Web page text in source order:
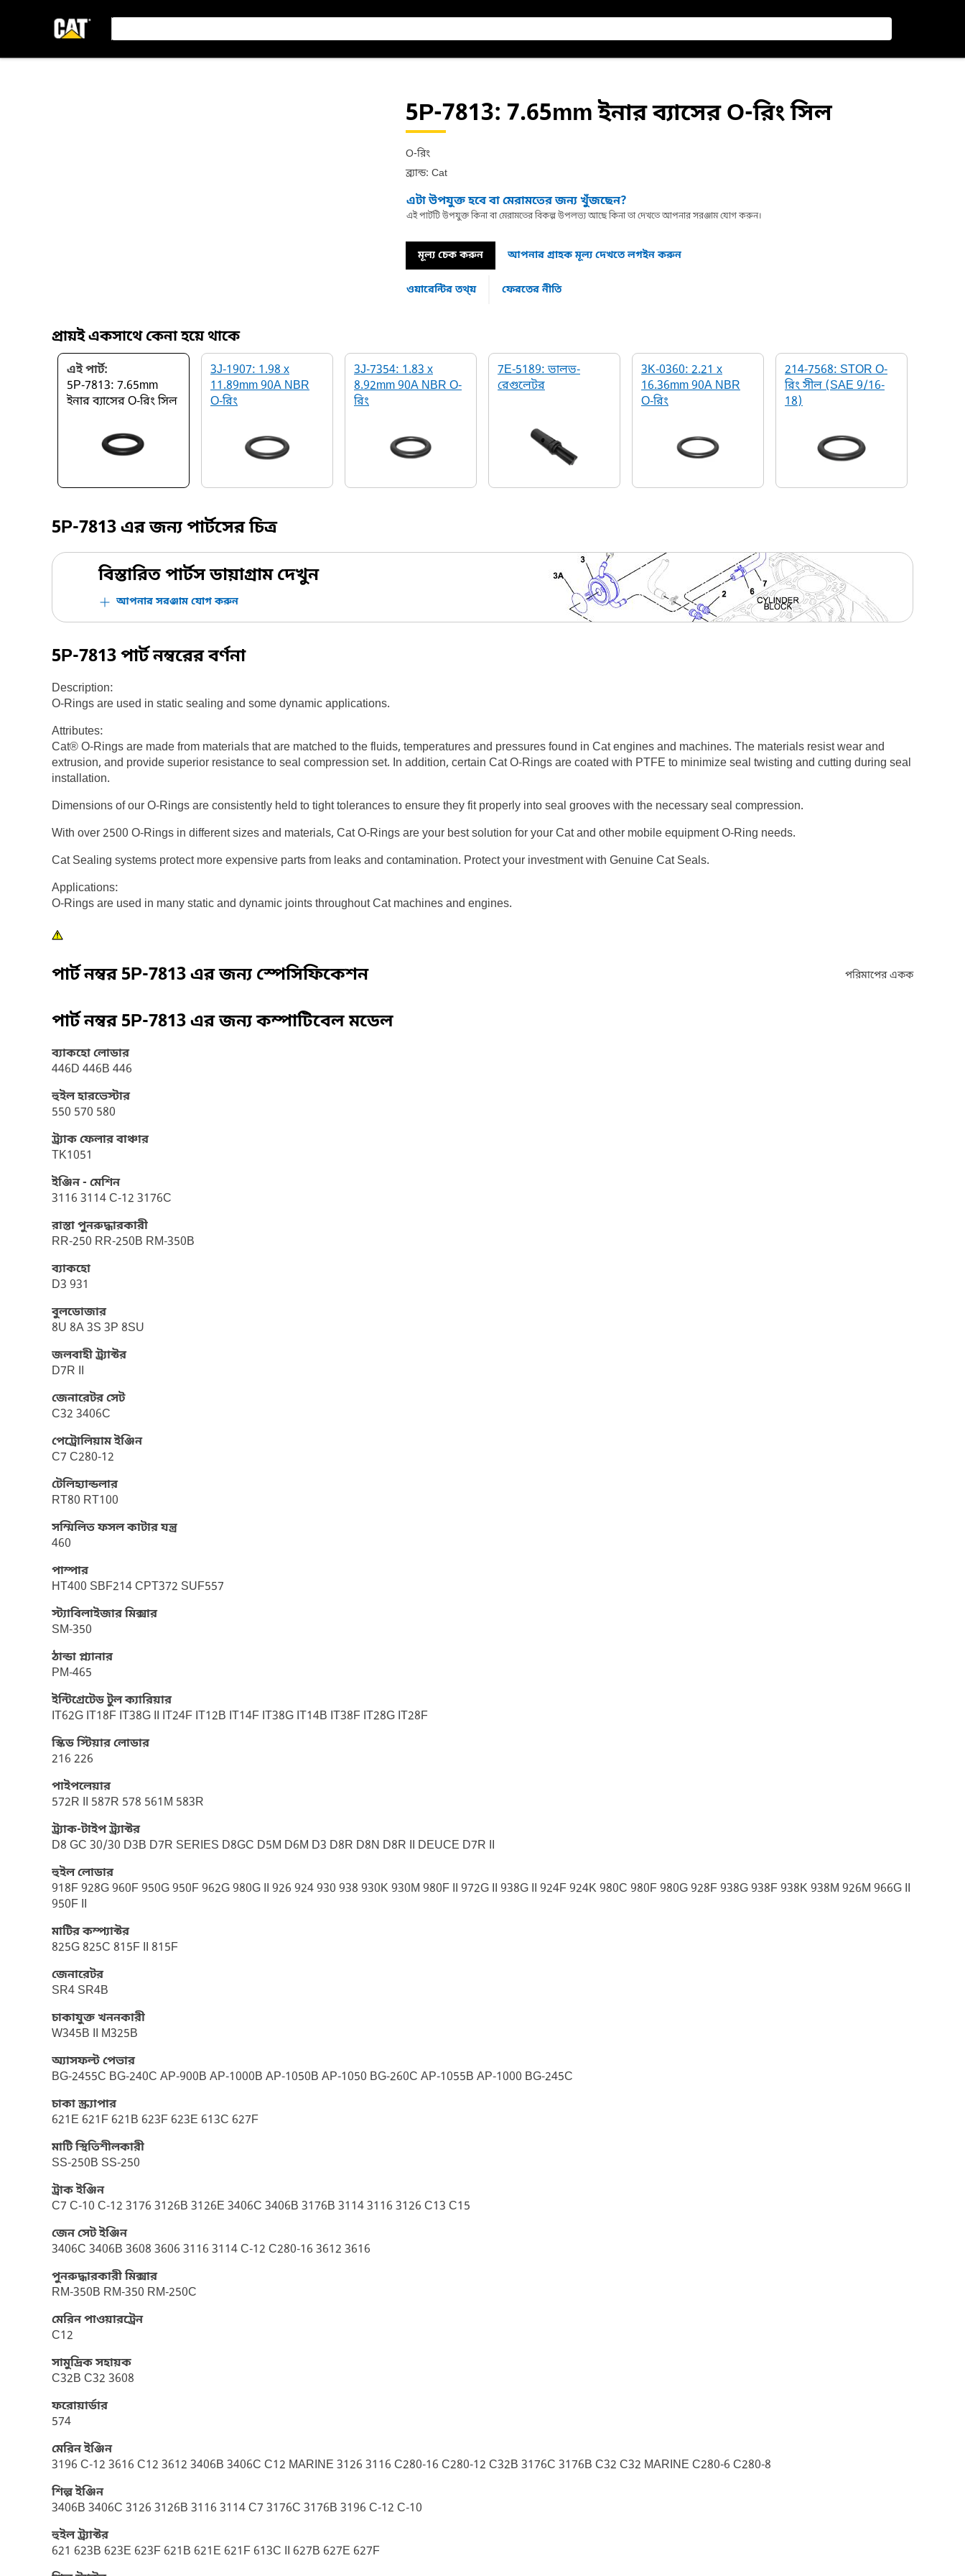
5P-7813: 7.65mm ইনার ব্যাসের O-রিং সিল
O-রিং
ব্র্যান্ড: Cat
এটা উপযুক্ত হবে বা মেরামতের জন্য খুঁজছেন?
এই পার্টটি উপযুক্ত কিনা বা মেরামতের বিকল্প উপলভ্য আছে কিনা তা দেখতে আপনার সরঞ্জাম যোগ করুন।
মূল্য চেক করুন আপনার গ্রাহক মূল্য দেখতে লগইন করুন
ওয়ারেন্টির তথ্য় ফেরতের নীতি
প্রায়ই একসাথে কেনা হয়ে থাকে
এই পার্ট:
5P-7813: 7.65mm
ইনার ব্যাসের O-রিং সিল
3J-1907: 1.98 x
11.89mm 90A NBR
O-রিং
3J-7354: 1.83 x
8.92mm 90A NBR O-
রিং
7E-5189: ভালভ-
রেগুলেটর
3K-0360: 2.21 x
16.36mm 90A NBR
O-রিং
214-7568: STOR O-
রিং সীল (SAE 9/16-
18)
5P-7813এর জন্য পার্টসের চিত্র
বিস্তারিত পার্টস ডায়াগ্রাম দেখুন
আপনার সরঞ্জাম যোগ করুন
5P-7813পার্ট নম্বরের বর্ণনা
Description:
O-Rings are used in static sealing and some dynamic applications.
Attributes:
Cat® O-Rings are made from materials that are matched to the fluids, temperatures and pressures found in Cat engines and machines. The materials resist wear and
extrusion, and provide superior resistance to seal compression set. In addition, certain Cat O-Rings are coated with PTFE to minimize seal twisting and cutting during seal
installation.
Dimensions of our O-Rings are consistently held to tight tolerances to ensure they fit properly into seal grooves with the necessary seal compression.
With over 2500 O-Rings in different sizes and materials, Cat O-Rings are your best solution for your Cat and other mobile equipment O-Ring needs.
Cat Sealing systems protect more expensive parts from leaks and contamination. Protect your investment with Genuine Cat Seals.
Applications:
O-Rings are used in many static and dynamic joints throughout Cat machines and engines.
পার্ট নম্বর5P-7813এর জন্য স্পেসিফিকেশন পরিমাপের একক
পার্ট নম্বর5P-7813এর জন্য কম্পাটিবেল মডেল
ব্যাকহো লোডার
446D 446B 446
হুইল হারভেস্টার
550 570 580
ট্র্যাক ফেলার বাঞ্চার
TK1051
ইঞ্জিন - মেশিন
3116 3114 C-12 3176C
রাস্তা পুনরুদ্ধারকারী
RR-250 RR-250B RM-350B
ব্যাকহো
D3 931
বুলডোজার
8U 8A 3S 3P 8SU
জলবাহী ট্র্যাক্টর
D7R II
জেনারেটর সেট
C32 3406C
পেট্রোলিয়াম ইঞ্জিন
C7 C280-12
টেলিহ্যান্ডলার
RT80 RT100
সম্মিলিত ফসল কাটার যন্ত্র
460
পাম্পার
HT400 SBF214 CPT372 SUF557
স্ট্যাবিলাইজার মিক্সার
SM-350
ঠান্ডা প্ল্যানার
PM-465
ইন্টিগ্রেটেড টুল ক্যারিয়ার
IT62G IT18F IT38G II IT24F IT12B IT14F IT38G IT14B IT38F IT28G IT28F
স্কিড স্টিয়ার লোডার
216 226
পাইপলেয়ার
572R II 587R 578 561M 583R
ট্র্যাক-টাইপ ট্র্যাক্টর
D8 GC 30/30 D3B D7R SERIES D8GC D5M D6M D3 D8R D8N D8R II DEUCE D7R II
হুইল লোডার
918F 928G 960F 950G 950F 962G 980G II 926 924 930 938 930K 930M 980F II 972G II 938G II 924F 924K 980C 980F 980G 928F 938G 938F 938K 938M 926M 966G II
950F II
মাটির কম্প্যাক্টর
825G 825C 815F II 815F
জেনারেটর
SR4 SR4B
চাকাযুক্ত খননকারী
W345B II M325B
অ্যাসফল্ট পেভার
BG-2455C BG-240C AP-900B AP-1000B AP-1050B AP-1050 BG-260C AP-1055B AP-1000 BG-245C
চাকা স্ক্র্যাপার
621E 621F 621B 623F 623E 613C 627F
মাটি স্থিতিশীলকারী
SS-250B SS-250
ট্রাক ইঞ্জিন
C7 C-10 C-12 3176 3126B 3126E 3406C 3406B 3176B 3114 3116 3126 C13 C15
জেন সেট ইঞ্জিন
3406C 3406B 3608 3606 3116 3114 C-12 C280-16 3612 3616
পুনরুদ্ধারকারী মিক্সার
RM-350B RM-350 RM-250C
মেরিন পাওয়ারট্রেন
C12
সামুদ্রিক সহায়ক
C32B C32 3608
ফরোয়ার্ডার
574
মেরিন ইঞ্জিন
3196 C-12 3616 C12 3612 3406B 3406C C12 MARINE 3126 3116 C280-16 C280-12 C32B 3176C 3176B C32 C32 MARINE C280-6 C280-8
শিল্প ইঞ্জিন
3406B 3406C 3126 3126B 3116 3114 C7 3176C 3176B 3196 C-12 C-10
হুইল ট্র্যাক্টর
621 623B 623E 623F 621B 621E 621F 613C II 627B 627E 627F